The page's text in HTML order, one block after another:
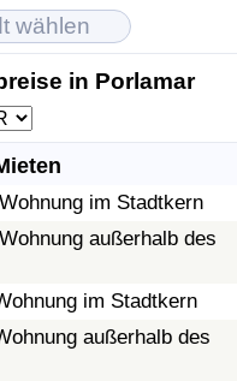
in Porlamar
im Stadtkern
außerhalb des
im Stadtkern
außerhalb des
Index (aktuell)
Index
Index nach Land
Index (aktuell)
Index
Index nach Land
Index
Index (aktuell)
nach Land